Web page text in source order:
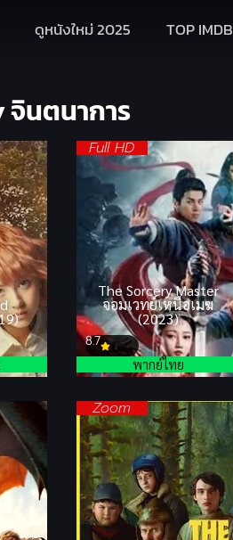
ดูหนังใหม่ 2025 TOP IMDB
นตนาการ
Full HD
The Sorcery Master
จอมเวทย์เหนือเมฆ
(2023)
8.7
พากย์ไทย
Zoom